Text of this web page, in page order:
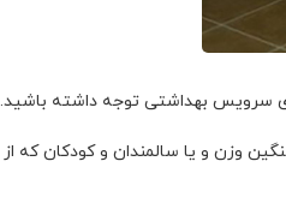
سرویس بهداشتی توجه داشته باشید.
وزن و یا سالمندان و کودکان که از